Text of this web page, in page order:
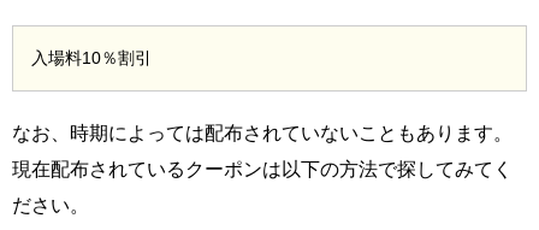
入場料10％割引
なお、時期によっては配布されていないこともあります。
現在配布されているクーポンは以下の方法で探してみてく
ださい。